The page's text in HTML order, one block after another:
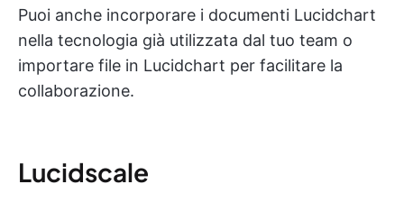
Puoi anche incorporare i documenti Lucidchart
nella tecnologia già utilizzata dal tuo team o
importare file in Lucidchart per facilitare la
collaborazione.
Lucidscale